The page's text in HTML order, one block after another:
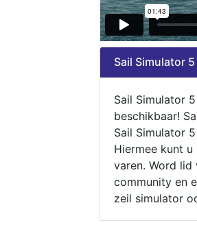
Sail Simulator
Sail Simulator
beschikbaar!
Sail Simulator
Hiermee kunt
varen. Word lid
community en
zeil simulator